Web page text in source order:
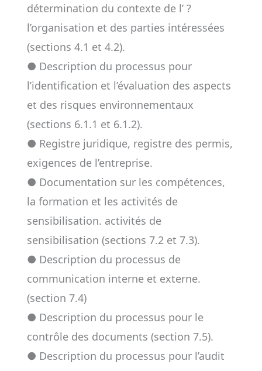
détermination du contexte de l’ ?
l’organisation et des parties intéressées
(sections 4.1 et 4.2).
● Description du processus pour
l’identification et l’évaluation des aspects
et des risques environnementaux
(sections 6.1.1 et 6.1.2).
● Registre juridique, registre des permis,
exigences de l’entreprise.
● Documentation sur les compétences,
la formation et les activités de
sensibilisation. activités de
sensibilisation (sections 7.2 et 7.3).
● Description du processus de
communication interne et externe.
(section 7.4)
● Description du processus pour le
contrôle des documents (section 7.5).
● Description du processus pour l’audit